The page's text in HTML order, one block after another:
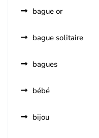
bague or
bague solitaire
bagues
bébé
bijou